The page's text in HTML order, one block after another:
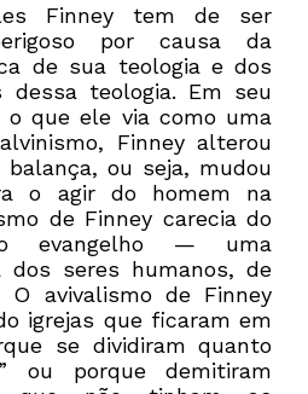
Finney tem de ser
por causa da
de sua teologia e dos
dessa teologia. Em seu
que ele via como uma
Finney alterou
ou seja, mudou
o agir do homem na
de Finney carecia do
evangelho — uma
dos seres humanos, de
O avivalismo de Finney
igrejas que ficaram em
se dividiram quanto
ou porque demitiram